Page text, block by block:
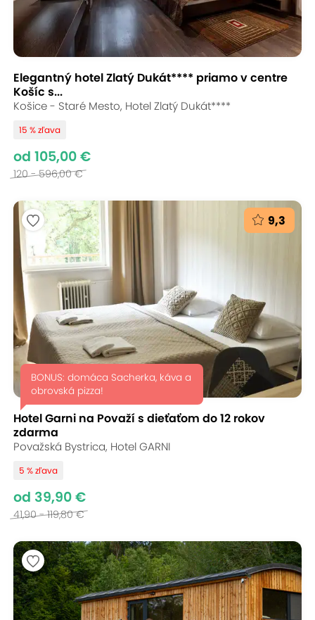
Elegantný hotel Zlatý Dukát**** priamo v centre
Košíc s...
Košice - Staré Mesto, Hotel Zlatý Dukát****
15 % zľava
od 105,00 €
120 - 596,00 €
9,3
BONUS: domáca Sacherka, káva a
obrovská pizza!
Hotel Garni na Považí s dieťaťom do 12 rokov
zdarma
Považská Bystrica, Hotel GARNI
5 % zľava
od 39,90 €
41,90 - 119,80 €